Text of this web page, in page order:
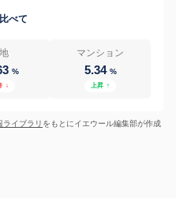
べて
%
↓
マンション
5.34 %
上昇 ↑
ライブラリ をもとにイエウール編集部が作成